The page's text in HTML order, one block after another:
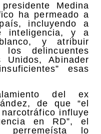
Medina
ha permeado a
incluyendo a
inteligencia, y a
y atribuir
delincuentes
Unidos, Abinader
esas
del ex
de que “el
influye
en RD”, el
perremeísta lo